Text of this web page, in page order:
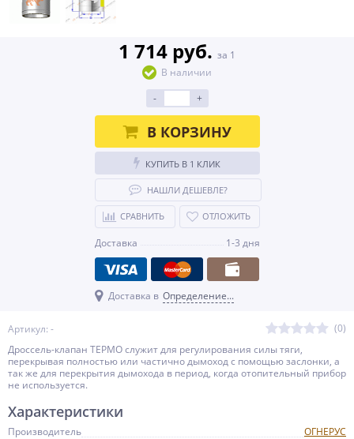
Артикул: -
(0)
Дроссель-клапан ТЕРМО служит для регулирования силы тяги,
перекрывая полностью или частично дымоход с помощью заслонки, а
так же для перекрытия дымохода в период, когда отопительный прибор
не используется.
1 714 руб. за 1
В наличии
-
+
В КОРЗИНУ
КУПИТЬ В 1 КЛИК
НАШЛИ ДЕШЕВЛЕ?
СРАВНИТЬ ОТЛОЖИТЬ
Доставка 1-3 дня
Доставка в Определение...
Характеристики
Производитель
ОГНЕРУС